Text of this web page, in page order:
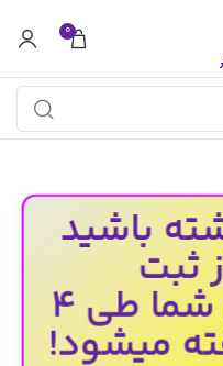
0
باشید
ثبت
سفارش،فرش شما طی 4
میشود!